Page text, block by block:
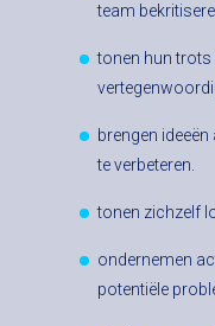
team
tonen hun trots
brengen
te verbeteren.
tonen zichzelf
ondernemen
potentiële